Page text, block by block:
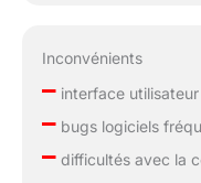
Inconvénients
–interface
–bugs logiciels
–difficultés avec la